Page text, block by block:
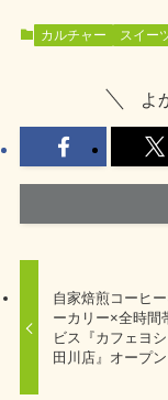
カルチャー スイー
よ
自家焙煎コーヒ
ーカリー×全時間
ビス『カフェヨ
田川店』オープン